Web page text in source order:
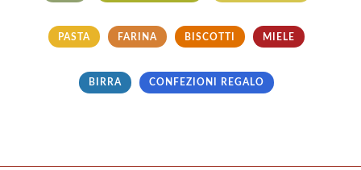
PASTA FARINA BISCOTTI MIELE
BIRRA CONFEZIONI REGALO